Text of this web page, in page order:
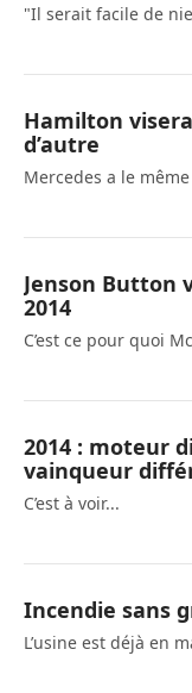
"Il serait facile de
Hamilton
d’autre
Mercedes a le
Jenson Button
2014
C’est ce pour quoi
2014 : moteur
vainqueur
C’est à voir...
Incendie sans
L’usine est déjà en